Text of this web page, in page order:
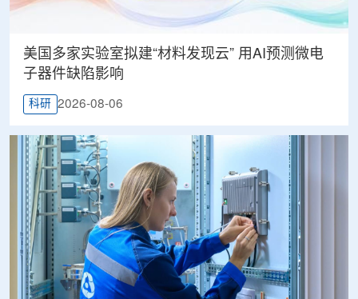
美国多家实验室拟建“材料发现云” 用AI预测微电
子器件缺陷影响
科研 2026-08-06